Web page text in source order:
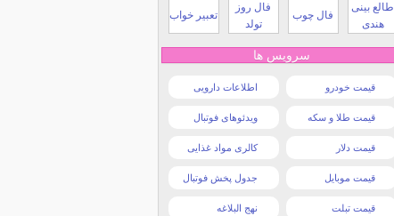
طالع بینی
هندی
فال چوب
فال روز
تولد
تعبیر خواب
سرویس ها
قیمت خودرو اطلاعات دارویی
قیمت طلا و سکه ویدئوهای فوتبال
قیمت دلار کالری مواد غذایی
قیمت موبایل جدول پخش فوتبال
قیمت تبلت نهج البلاغه